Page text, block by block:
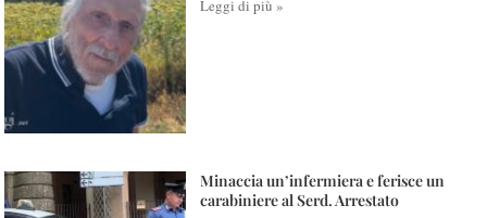
Leggi di più »
Minaccia un’infermiera e ferisce un
carabiniere al Serd. Arrestato